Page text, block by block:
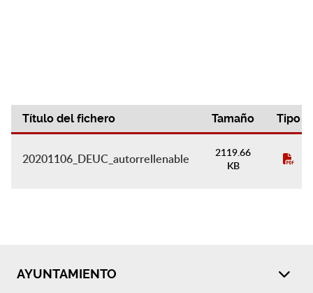
Título del fichero Tamaño Tipo
20201106_DEUC_autorrellenable
2119.66
KB
AYUNTAMIENTO